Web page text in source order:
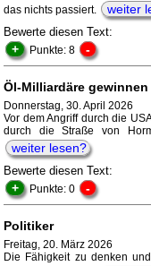
das nichts passiert.
weiter
Bewerte diesen Text:
+ Punkte: 8 -
Öl-Milliardäre
Donnerstag, 30. April 2026
Vor dem Angriff durch die
durch die Straße von
weiter lesen?
Bewerte diesen Text:
+ Punkte: 0 -
Politiker
Freitag, 20. März 2026
Die Fähigkeit zu denken